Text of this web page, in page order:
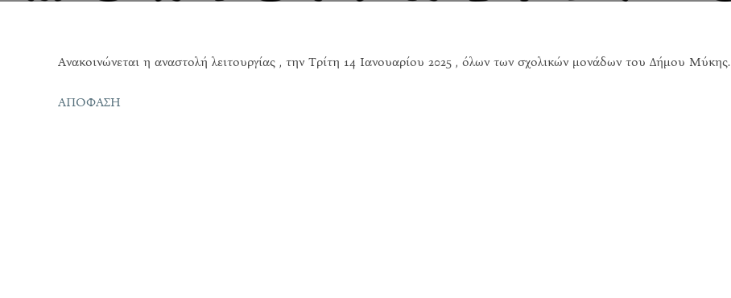
Ανακοινώνεται η αναστολή λειτουργίας , την Τρίτη 14 Ιανουαρίου 2025 , όλων των σχολικών μονάδων του Δήμου Μύκης.
ΑΠΟΦΑΣΗ